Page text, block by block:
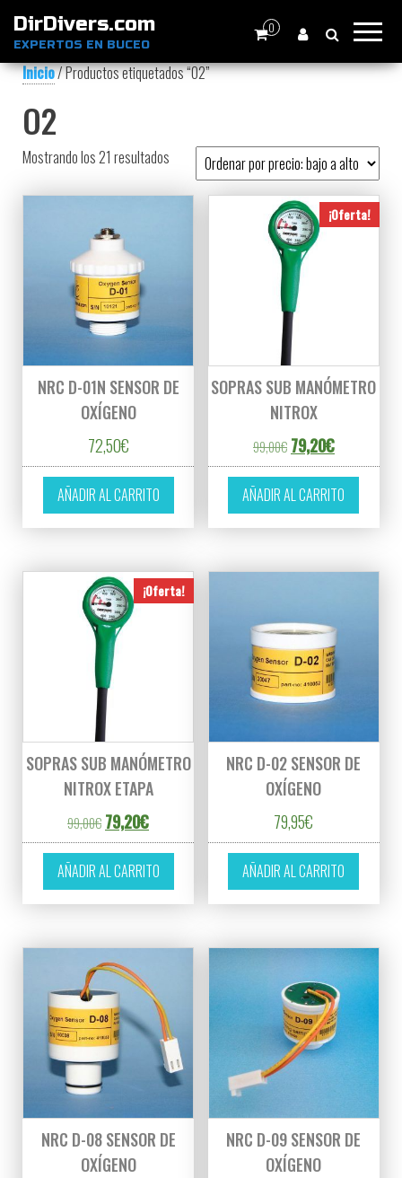
DirDivers.com
EXPERTOS EN BUCEO
0
Inicio/ Productos etiquetados “O2”
O2
Mostrando los 21 resultados Ordenado por precio: bajo a alto
NRC D-01N SENSOR DE
OXÍGENO
72,50€
AÑADIR AL CARRITO
¡Oferta!
SOPRAS SUB MANÓMETRO
NITROX
99,00€ El precio original
79,20€El precio
AÑADIR AL CARRITO
¡Oferta!
SOPRAS SUB MANÓMETRO
NITROX ETAPA
99,00€ El precio original era: 99,00€.
79,20€El precio actual es: 79,20€.
AÑADIR AL CARRITO
NRC D-02 SENSOR DE
OXÍGENO
79,95€
AÑADIR AL CARRITO
NRC D-08 SENSOR DE
OXÍGENO
NRC D-09 SENSOR DE
OXÍGENO